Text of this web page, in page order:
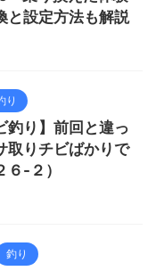
と設定方法も解説
り
釣り】前回と違っ
取りチビばかりで
-２）
釣り